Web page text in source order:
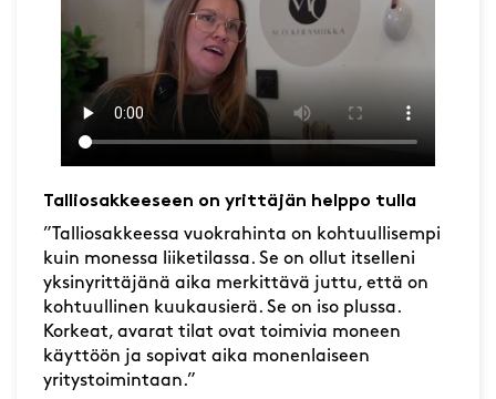
Talliosakkeeseen on yrittäjän helppo tulla
”Talliosakkeessa vuokrahinta on kohtuullisempi
kuin monessa liiketilassa. Se on ollut itselleni
yksinyrittäjänä aika merkittävä juttu, että on
kohtuullinen kuukausierä. Se on iso plussa.
Korkeat, avarat tilat ovat toimivia moneen
käyttöön ja sopivat aika monenlaiseen
yritystoimintaan.”